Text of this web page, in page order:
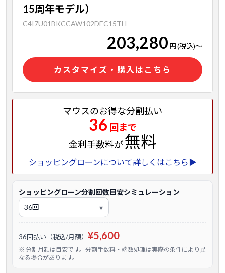
15周年モデル）
C4I7U01BKCCAW102DEC15TH
203,280 円(税込)～
カスタマイズ・購入はこちら
マウスのお得な分割払い
36 回まで
金利手数料が無料
ショッピングローンについて詳しくはこちら▶
ショッピングローン分割回数目安シミュレーション
36回払い（税込/月額） ¥5,600
※ 分割月額は目安です。分割手数料・端数処理は実際の条件により異
なる場合があります。